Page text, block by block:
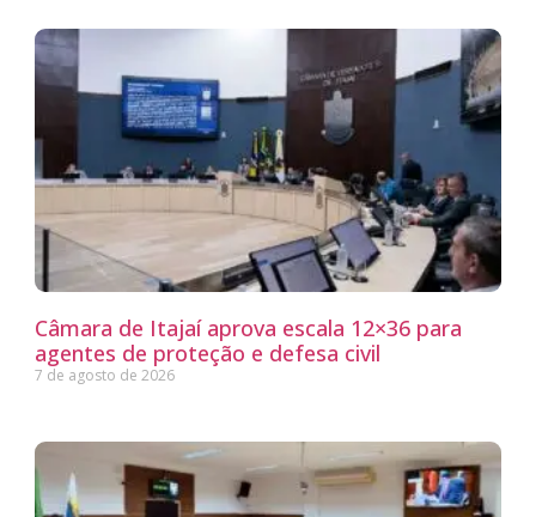
Câmara de Itajaí aprova escala 12×36 para
agentes de proteção e defesa civil
7 de agosto de 2026